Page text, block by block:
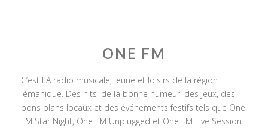
ONE FM
C’est LA radio musicale, jeune et loisirs de la région
lémanique. Des hits, de la bonne humeur, des jeux, des
bons plans locaux et des événements festifs tels que One
FM Star Night, One FM Unplugged et One FM Live Session.